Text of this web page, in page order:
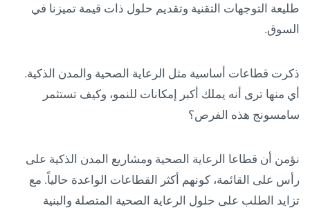
طليعة التوجهات التقنية وتقديم حلول ذات قيمة تميزنا في
السوق.
ذكرت قطاعات أساسية مثل الرعاية الصحية والمدن الذكية.
أي منها ترى أنه يملك أكبر إمكانات للنمو، وكيف تستثمر
سامسونج هذه الفرص؟
نؤمن أن قطاعا الرعاية الصحية ومشاريع المدن الذكية على
رأس على القائمة، كونهم أكثر القطاعات الواعدة حالياً. مع
تزايد الطلب على حلول الرعاية الصحية المتصلة والبنية